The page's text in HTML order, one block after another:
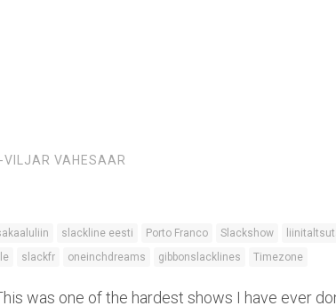
VILJAR VAHESAAR
slackline eesti Porto Franco Slackshow
slackfr oneinchdreams gibbonslacklines Timezone
was one of the hardest shows I have ever